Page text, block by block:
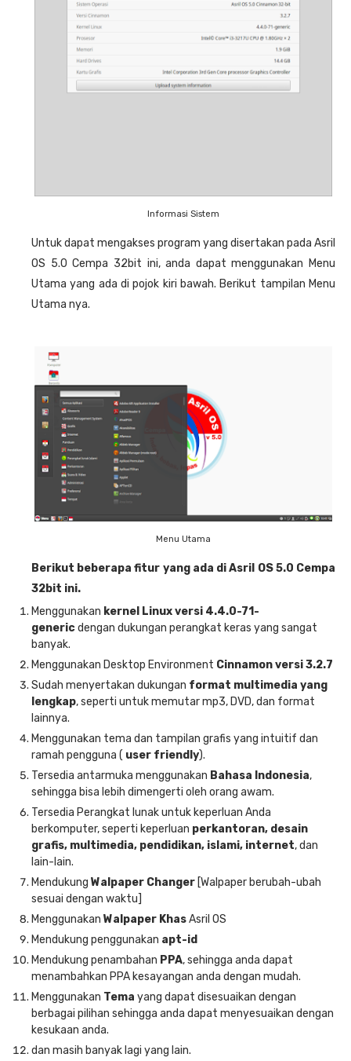
Informasi Sistem
Untuk dapat mengakses program yang disertakan pada Asril
OS 5.0 Cempa 32bit ini, anda dapat menggunakan Menu
Utama yang ada di pojok kiri bawah. Berikut tampilan Menu
Utama nya.
Menu Utama
Berikut beberapa fitur yang ada di Asril OS 5.0 Cempa
32bit ini.
Menggunakan kernel Linux versi 4.4.0-71-
genericdengan dukungan perangkat keras yang sangat
banyak.
Menggunakan Desktop Environment Cinnamon versi 3.2.7
Sudah menyertakan dukungan format multimedia yang
lengkap, seperti untuk memutar mp3, DVD, dan format
lainnya.
Menggunakan tema dan tampilan grafis yang intuitif dan
ramah pengguna ( user friendly).
Tersedia antarmuka menggunakan Bahasa Indonesia,
sehingga bisa lebih dimengerti oleh orang awam.
Tersedia Perangkat lunak untuk keperluan Anda
berkomputer, seperti keperluan perkantoran, desain
grafis, multimedia, pendidikan, islami, internet, dan
lain-lain.
Mendukung Walpaper Changer [Walpaper berubah-ubah
sesuai dengan waktu]
Menggunakan Walpaper KhasAsril OS
Mendukung penggunakan apt-id
Mendukung penambahan PPA, sehingga anda dapat
menambahkan PPA kesayangan anda dengan mudah.
Menggunakan Tema yang dapat disesuaikan dengan
berbagai pilihan sehingga anda dapat menyesuaikan dengan
kesukaan anda.
dan masih banyak lagi yang lain.